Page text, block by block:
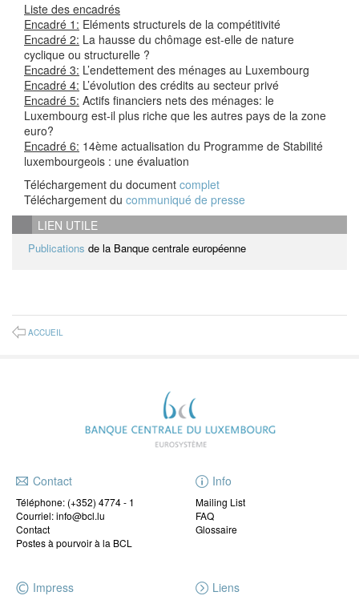
Liste des encadrés
Encadré 1: Eléments structurels de la compétitivité
Encadré 2: La hausse du chômage est-elle de nature
cyclique ou structurelle ?
Encadré 3: L’endettement des ménages au Luxembourg
Encadré 4: L’évolution des crédits au secteur privé
Encadré 5: Actifs financiers nets des ménages: le
Luxembourg est-il plus riche que les autres pays de la zone
euro?
Encadré 6: 14ème actualisation du Programme de Stabilité
luxembourgeois : une évaluation
Téléchargement du document complet
Téléchargement du communiqué de presse
LIEN UTILE
Publications de la Banque centrale européenne
ACCUEIL
Contact
Téléphone: (+352) 4774 - 1
Courriel: info@bcl.lu
Contact
Postes à pourvoir à la BCL
Info
Mailing List
FAQ
Glossaire
Impress Liens